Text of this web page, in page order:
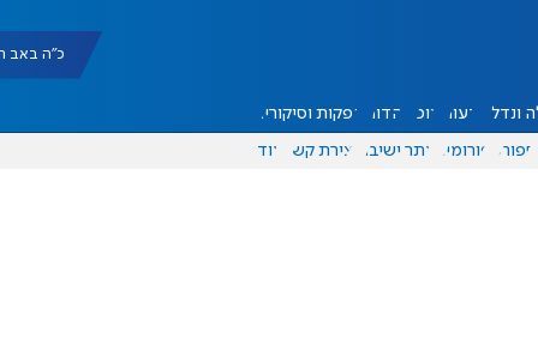
כ"ה באב תשפ"ו
ונדל"ן דעות אוכל יהדות הפקות וסיקורים
ספורט פורומים אתר ישיבה יצירת קשר עוד